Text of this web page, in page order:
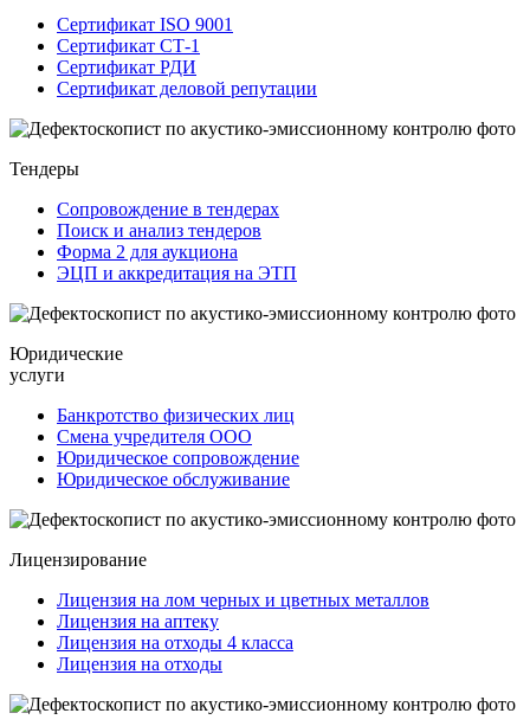
Сертификат ISO 9001
Сертификат СТ-1
Сертификат РДИ
Сертификат деловой репутации
Тендеры
Сопровождение в тендерах
Поиск и анализ тендеров
Форма 2 для аукциона
ЭЦП и аккредитация на ЭТП
Юридические
услуги
Банкротство физических лиц
Смена учредителя ООО
Юридическое сопровождение
Юридическое обслуживание
Лицензирование
Лицензия на лом черных и цветных металлов
Лицензия на аптеку
Лицензия на отходы 4 класса
Лицензия на отходы